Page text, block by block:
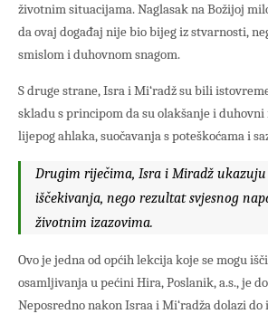
životnim situacijama. Naglasak na Božijoj
da ovaj događaj nije bio bijeg iz stvarnosti,
smislom i duhovnom snagom.
S druge strane, Isra i Mi‘radž su bili
skladu s principom da su olakšanje i
lijepog ahlaka, suočavanja s poteškoćama i
Drugim riječima, Isra i Miradž
iščekivanja, nego rezultat svjesnog
životnim izazovima.
Ovo je jedna od općih lekcija koje se mogu
osamljivanja u pećini Hira, Poslanik, a.s., je
Neposredno nakon Israa i Mi‘radža dolazi